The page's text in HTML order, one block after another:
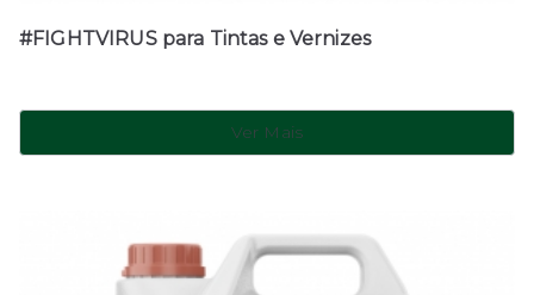
#FIGHTVIRUS para Tintas e Vernizes
Ver Mais